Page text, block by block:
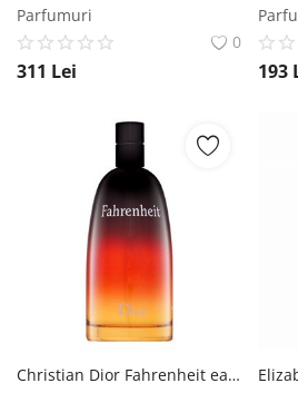
Parfumuri
0
311 Lei 193
Christian Dior Fahrenheit eau de Toilette pentru barbati 200 ml Dior (Christian Dior)